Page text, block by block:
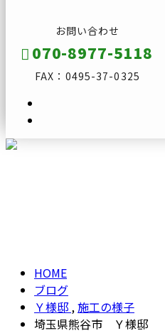
お問い合わせ
070-8977-5118
FAX：0495-37-0325
HOME
ブログ
Ｙ様邸 ,施工の様子
埼玉県熊谷市 Ｙ様邸